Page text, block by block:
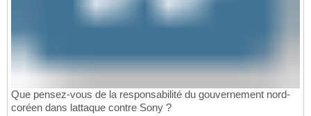
Que pensez-vous de la responsabilité du gouvernement nord-
coréen dans lattaque contre Sony ?